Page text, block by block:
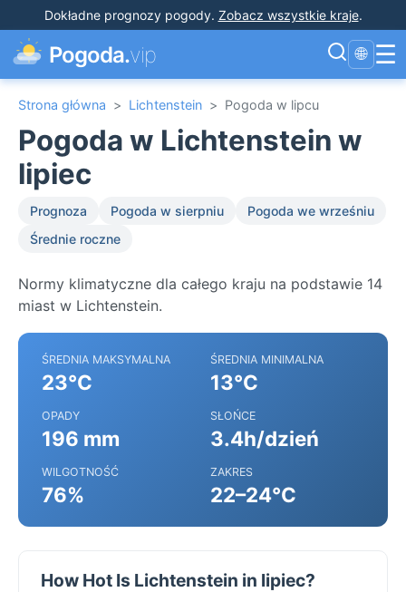
Dokładne prognozy pogody. Zobacz wszystkie kraje.
Pogoda.vip 🌐 ☰
Strona główna > Lichtenstein > Pogoda w lipcu
Pogoda w Lichtenstein w
lipiec
Prognoza Pogoda w sierpniu
Pogoda we wrześniu
Średnie roczne
Normy klimatyczne dla całego kraju na podstawie 14
miast w Lichtenstein.
ŚREDNIA MAKSYMALNA
23°C
ŚREDNIA MINIMALNA
13°C
OPADY
196 mm
SŁOŃCE
3.4h/dzień
WILGOTNOŚĆ
76%
ZAKRES
22–24°C
How Hot Is Lichtenstein in lipiec?